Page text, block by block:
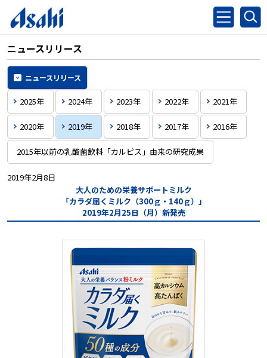
ニュースリリース
ニュースリリース
2025年 2024年 2023年 2022年 2021年
2020年 2019年 2018年 2017年 2016年
2015年以前の乳酸菌飲料「カルピス」由来の研究成果
2019年2月8日
大人のための栄養サポートミルク
「カラダ届くミルク（300ｇ・140ｇ）」
2019年2月25日（月）新発売